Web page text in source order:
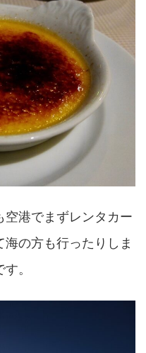
港でまずレンタカー
の方も行ったりしま
。